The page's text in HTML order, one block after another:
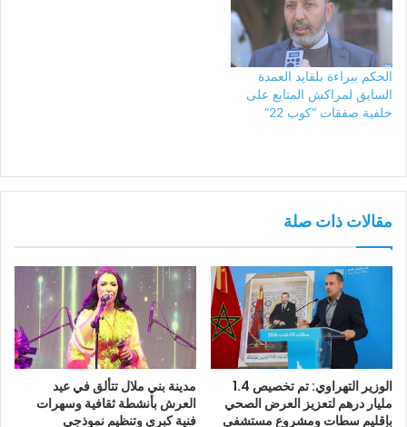
الحكم ببراءة بلقايد العمدة
السابق لمراكش المتابع على
خلفية صفقات “كوب 22”
مقالات ذات صلة
الوزير التهراوي: تم تخصيص 1.4
مليار درهم لتعزيز العرض الصحي
بإقليم سطات ومشروع مستشفى
مدينة بني ملال تتألق في عيد
العرش بأنشطة ثقافية وسهرات
فنية كبرى وتنظيم نموذجي